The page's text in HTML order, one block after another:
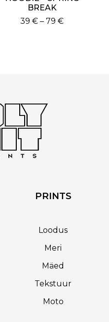
BREAK
39 € – 79 €Price
be
on
the
PRINTS
Loodus
Meri
Mäed
Tekstuur
Moto